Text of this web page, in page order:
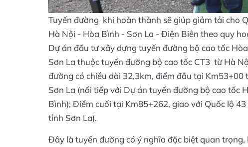
Tuyến đường khi hoàn thành sẽ giúp giảm tải cho
Hà Nội - Hòa Bình - Sơn La - Điện Biên theo quy
Dự án đầu tư xây dựng tuyến đường bộ cao tốc
Sơn La thuộc tuyến đường bộ cao tốc CT3 từ Hà
đường có chiều dài 32,3km, điểm đầu tại
Sơn La (nối tiếp với Dự án tuyến đường bộ cao tốc
Bình); Điểm cuối tại Km85+262, giao với Quốc lộ
tỉnh Sơn La).
Đây là tuyến đường có ý nghĩa đặc biệt quan